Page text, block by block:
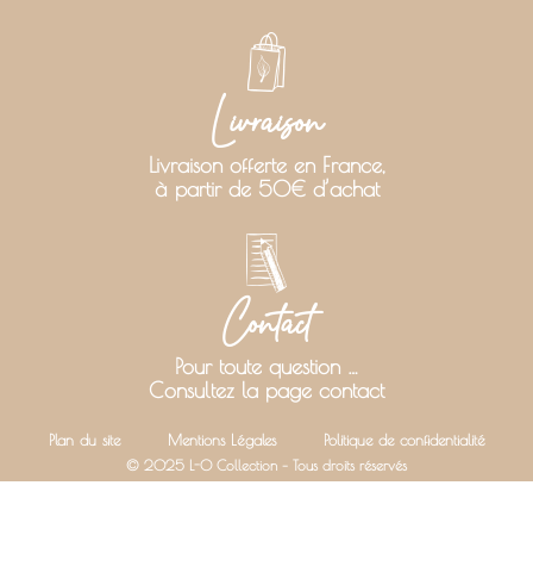
Livraison
Livraison offerte en France,
à partir de 50€ d’achat
Contact
Pour toute question …
Consultez la page contact
Plan du site Mentions Légales Politique de confidentialité
© 2025 L-O Collection – Tous droits réservés